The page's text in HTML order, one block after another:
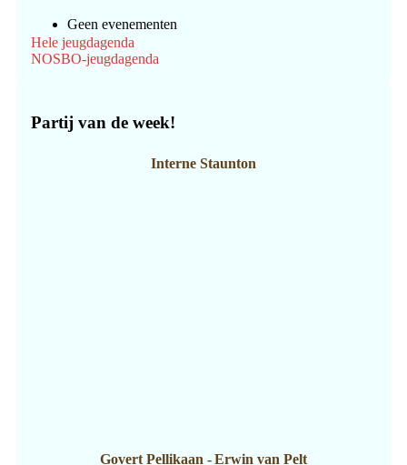
Geen evenementen
Hele jeugdagenda
NOSBO-jeugdagenda
Partij van de week!
Interne Staunton
Govert Pellikaan - Erwin van Pelt